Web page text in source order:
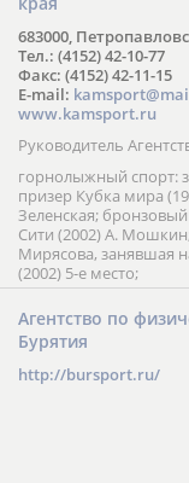
683000,
Тел.: (4152) 42-10-77
Факс: (4152) 42-11-15
E-mail:
www.kamsport.ru
Руководитель
горнолыжный спорт:
призер Кубка мира
Зеленская;
Сити (2002) А.
Мирясова, занявшая
(2002) 5-е место;
Агентство по
Бурятия
http://bursport.ru/